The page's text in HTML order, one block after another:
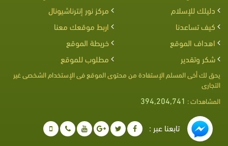
دليلك للإسلام
مركز نور إنترناشيونال
كيف تساعدنا
اربط موقعك معنا
اهداف الموقع
خريطة الموقع
شكر وتقدير
مطلوب للموقع
يحق لك أخى المسلم الإستفادة من محتوى الموقع فى الإستخدام الشخصى غير
التجارى
المشاهدات : 394,204,741
تابعنا عبر :